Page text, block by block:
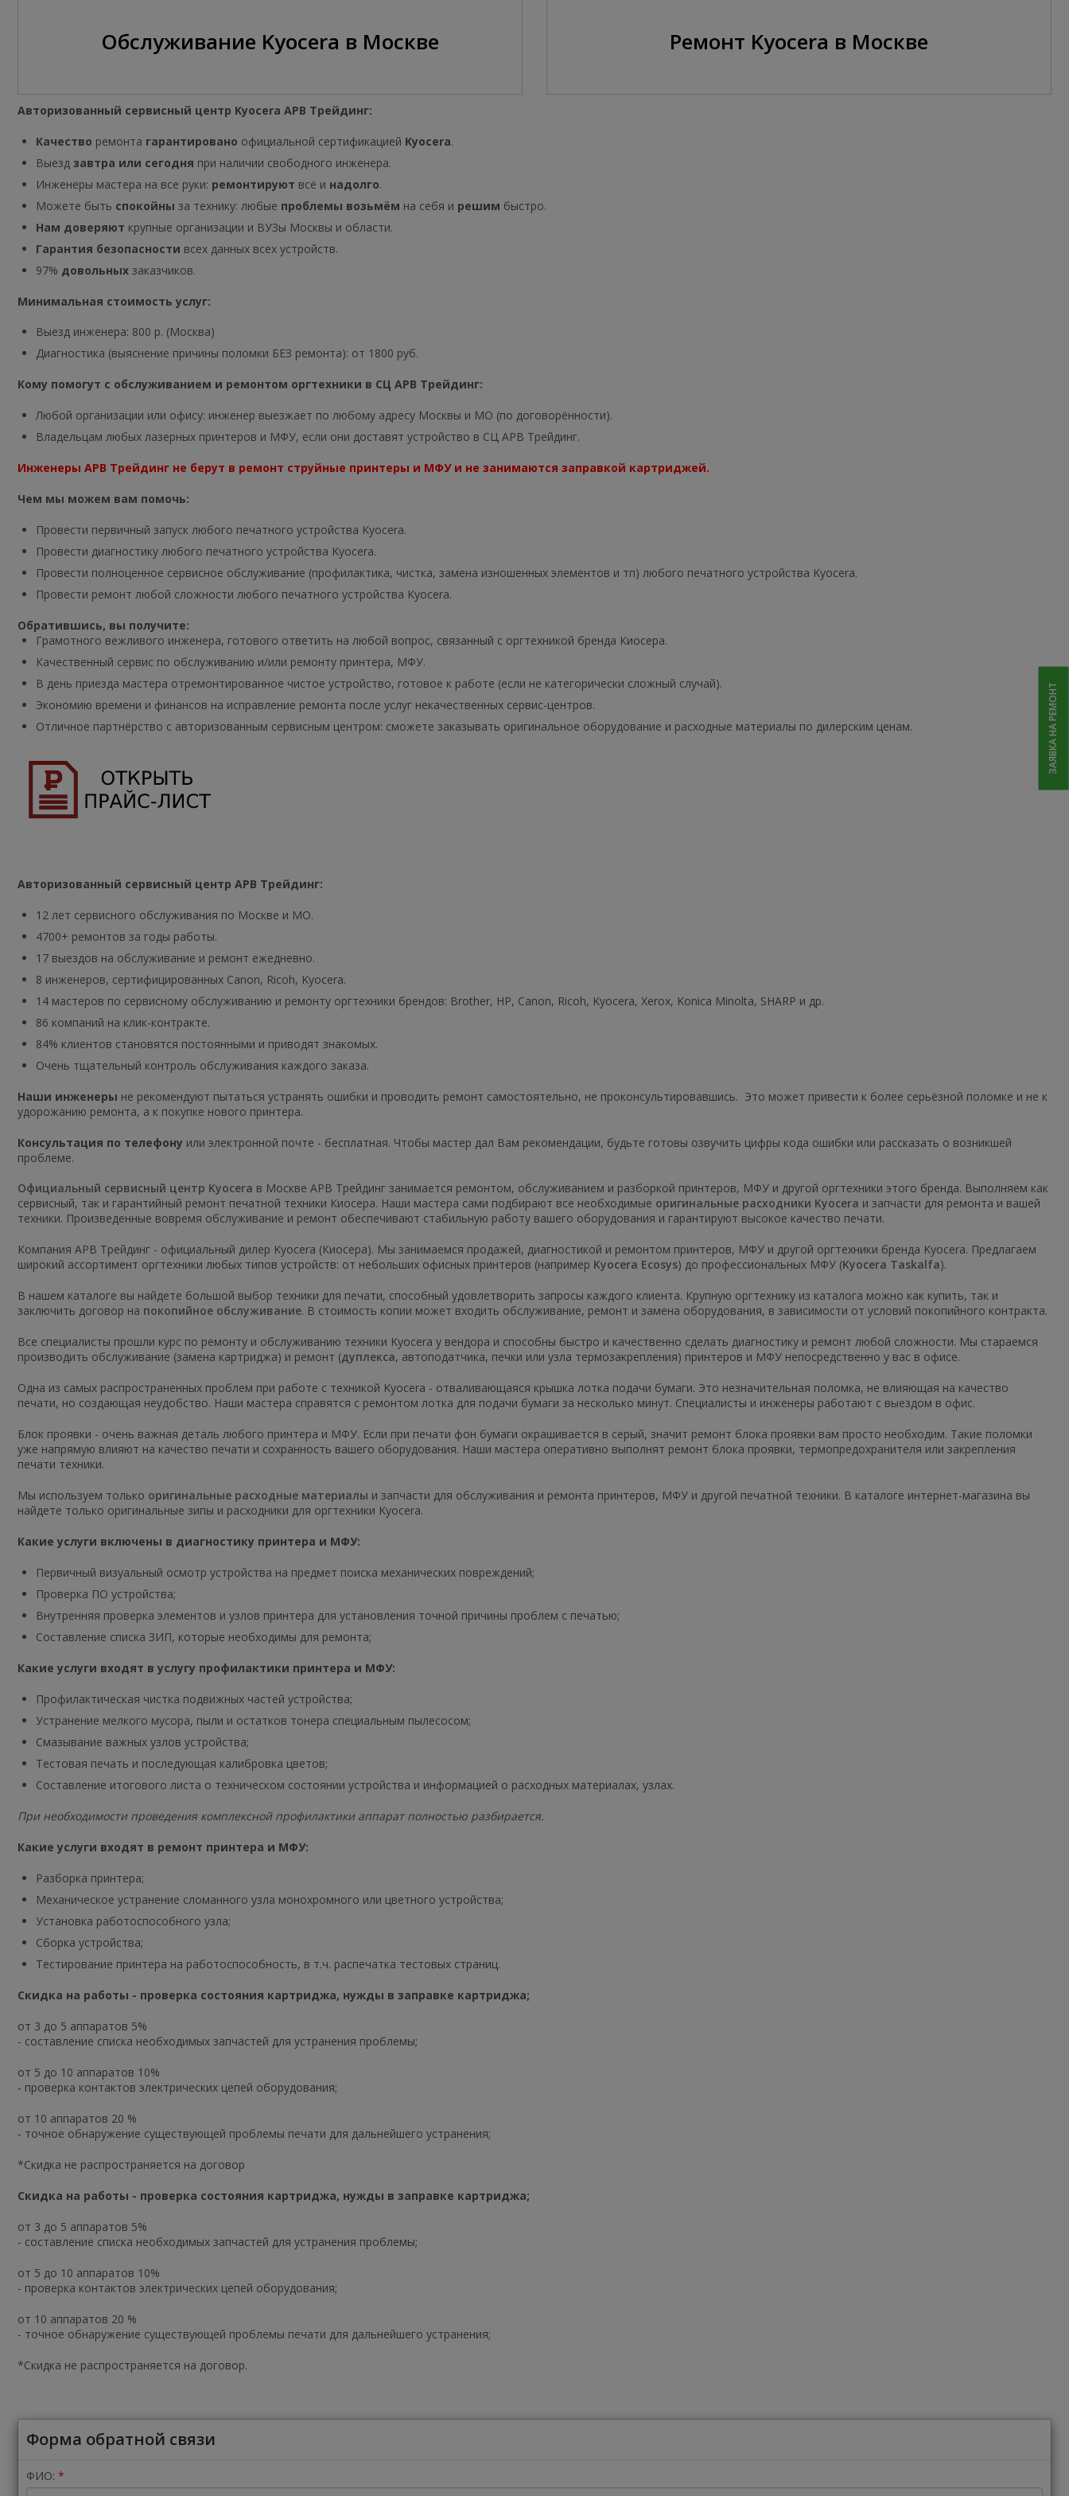
Обслуживание Kyocera в Москве Ремонт Kyocera в Москве
Авторизованный сервисный центр Kyocera АРВ Трейдинг:
Качество ремонта гарантировано официальной сертификацией Kyocera.
Выезд завтра или сегодня при наличии свободного инженера.
Инженеры мастера на все руки: ремонтируют всё и надолго.
Можете быть спокойны за технику: любые проблемы возьмём на себя и решим быстро.
Нам доверяют крупные организации и ВУЗы Москвы и области.
Гарантия безопасности всех данных всех устройств.
97% довольных заказчиков.
Минимальная стоимость услуг:
Выезд инженера: 800 р. (Москва)
Диагностика (выяснение причины поломки БЕЗ ремонта): от 1800 руб.
Кому помогут с обслуживанием и ремонтом оргтехники в СЦ АРВ Трейдинг:
Любой организации или офису: инженер выезжает по любому адресу Москвы и МО (по договорённости).
Владельцам любых лазерных принтеров и МФУ, если они доставят устройство в СЦ АРВ Трейдинг.
Инженеры АРВ Трейдинг не берут в ремонт струйные принтеры и МФУ и не занимаются заправкой картриджей.
Чем мы можем вам помочь:
Провести первичный запуск любого печатного устройства Kyocera.
Провести диагностику любого печатного устройства Kyocera.
Провести полноценное сервисное обслуживание (профилактика, чистка, замена изношенных элементов и тп) любого печатного устройства Kyocera.
Провести ремонт любой сложности любого печатного устройства Kyocera.
Обратившись, вы получите:
Грамотного вежливого инженера, готового ответить на любой вопрос, связанный с оргтехникой бренда Киосера.
Качественный сервис по обслуживанию и/или ремонту принтера, МФУ.
В день приезда мастера отремонтированное чистое устройство, готовое к работе (если не категорически сложный случай).
Экономию времени и финансов на исправление ремонта после услуг некачественных сервис-центров.
Отличное партнёрство с авторизованным сервисным центром: сможете заказывать оригинальное оборудование и расходные материалы по дилерским ценам.
Авторизованный сервисный центр АРВ Трейдинг:
12 лет сервисного обслуживания по Москве и МО.
4700+ ремонтов за годы работы.
17 выездов на обслуживание и ремонт ежедневно.
8 инженеров, сертифицированных Canon, Ricoh, Kyocera.
14 мастеров по сервисному обслуживанию и ремонту оргтехники брендов: Brother, HP, Canon, Ricoh, Kyocera, Xerox, Konica Minolta, SHARP и др.
86 компаний на клик-контракте.
84% клиентов становятся постоянными и приводят знакомых.
Очень тщательный контроль обслуживания каждого заказа.
Наши инженеры не рекомендуют пытаться устранять ошибки и проводить ремонт самостоятельно, не проконсультировавшись. Это может привести к более серьёзной поломке и не к
удорожанию ремонта, а к покупке нового принтера.
Консультация по телефону или электронной почте - бесплатная. Чтобы мастер дал Вам рекомендации, будьте готовы озвучить цифры кода ошибки или рассказать о возникшей
проблеме.
Официальный сервисный центр Kyocera в Москве АРВ Трейдинг занимается ремонтом, обслуживанием и разборкой принтеров, МФУ и другой оргтехники этого бренда. Выполняем как
сервисный, так и гарантийный ремонт печатной техники Киосера. Наши мастера сами подбирают все необходимые оригинальные расходники Kyocera и запчасти для ремонта и вашей
техники. Произведенные вовремя обслуживание и ремонт обеспечивают стабильную работу вашего оборудования и гарантируют высокое качество печати.
Компания АРВ Трейдинг - официальный дилер Kyocera (Киосера). Мы занимаемся продажей, диагностикой и ремонтом принтеров, МФУ и другой оргтехники бренда Kyocera. Предлагаем
широкий ассортимент оргтехники любых типов устройств: от небольших офисных принтеров (например Kyocera Ecosys) до профессиональных МФУ (Kyocera Taskalfa).
В нашем каталоге вы найдете большой выбор техники для печати, способный удовлетворить запросы каждого клиента. Крупную оргтехнику из каталога можно как купить, так и
заключить договор на покопийное обслуживание. В стоимость копии может входить обслуживание, ремонт и замена оборудования, в зависимости от условий покопийного контракта.
Все специалисты прошли курс по ремонту и обслуживанию техники Kyocera у вендора и способны быстро и качественно сделать диагностику и ремонт любой сложности. Мы стараемся
производить обслуживание (замена картриджа) и ремонт (дуплекса, автоподатчика, печки или узла термозакрепления) принтеров и МФУ непосредственно у вас в офисе.
Одна из самых распространенных проблем при работе с техникой Kyocera - отваливающаяся крышка лотка подачи бумаги. Это незначительная поломка, не влияющая на качество
печати, но создающая неудобство. Наши мастера справятся с ремонтом лотка для подачи бумаги за несколько минут. Специалисты и инженеры работают с выездом в офис.
Блок проявки - очень важная деталь любого принтера и МФУ. Если при печати фон бумаги окрашивается в серый, значит ремонт блока проявки вам просто необходим. Такие поломки
уже напрямую влияют на качество печати и сохранность вашего оборудования. Наши мастера оперативно выполнят ремонт блока проявки, термопредохранителя или закрепления
печати техники.
Мы используем только оригинальные расходные материалы и запчасти для обслуживания и ремонта принтеров, МФУ и другой печатной техники. В каталоге интернет-магазина вы
найдете только оригинальные зипы и расходники для оргтехники Kyocera.
Какие услуги включены в диагностику принтера и МФУ:
Первичный визуальный осмотр устройства на предмет поиска механических повреждений;
Проверка ПО устройства;
Внутренняя проверка элементов и узлов принтера для установления точной причины проблем с печатью;
Составление списка ЗИП, которые необходимы для ремонта;
Какие услуги входят в услугу профилактики принтера и МФУ:
Профилактическая чистка подвижных частей устройства;
Устранение мелкого мусора, пыли и остатков тонера специальным пылесосом;
Смазывание важных узлов устройства;
Тестовая печать и последующая калибровка цветов;
Составление итогового листа о техническом состоянии устройства и информацией о расходных материалах, узлах.
При необходимости проведения комплексной профилактики аппарат полностью разбирается.
Какие услуги входят в ремонт принтера и МФУ:
Разборка принтера;
Механическое устранение сломанного узла монохромного или цветного устройства;
Установка работоспособного узла;
Сборка устройства;
Тестирование принтера на работоспособность, в т.ч. распечатка тестовых страниц.
Скидка на работы - проверка состояния картриджа, нужды в заправке картриджа;
от 3 до 5 аппаратов 5%
- составление списка необходимых запчастей для устранения проблемы;
от 5 до 10 аппаратов 10%
- проверка контактов электрических цепей оборудования;
от 10 аппаратов 20 %
- точное обнаружение существующей проблемы печати для дальнейшего устранения;
*Скидка не распространяется на договор
Cкидка на работы - проверка состояния картриджа, нужды в заправке картриджа;
от 3 до 5 аппаратов 5%
- составление списка необходимых запчастей для устранения проблемы;
от 5 до 10 аппаратов 10%
- проверка контактов электрических цепей оборудования;
от 10 аппаратов 20 %
- точное обнаружение существующей проблемы печати для дальнейшего устранения;
*Скидка не распространяется на договор.
Форма обратной связи
ФИО:
ЗАЯВКА НА РЕМОНТ